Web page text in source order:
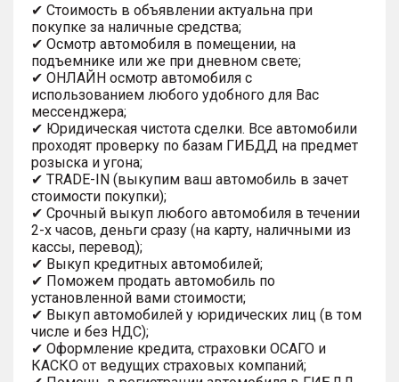
✔ Стоимость в объявлении актуальна при
покупке за наличные средства;
✔ Осмотр автомобиля в помещении, на
подъемнике или же при дневном свете;
✔ ОНЛАЙН осмотр автомобиля с
использованием любого удобного для Вас
мессенджера;
✔ Юридическая чистота сделки. Все автомобили
проходят проверку по базам ГИБДД на предмет
розыска и угона;
✔ TRADE-IN (выкупим ваш автомобиль в зачет
стоимости покупки);
✔ Срочный выкуп любого автомобиля в течении
2-х часов, деньги сразу (на карту, наличными из
кассы, перевод);
✔ Выкуп кредитных автомобилей;
✔ Поможем продать автомобиль по
установленной вами стоимости;
✔ Выкуп автомобилей у юридических лиц (в том
числе и без НДС);
✔ Оформление кредита, страховки ОСАГО и
КАСКО от ведущих страховых компаний;